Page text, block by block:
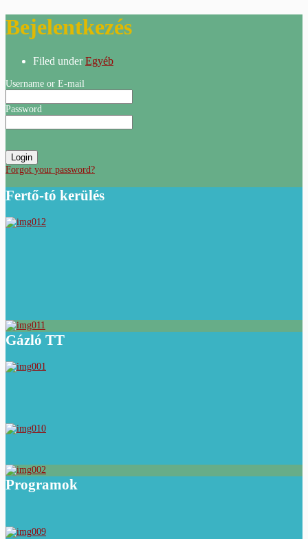
Bejelentkezés
Filed underEgyéb
Username or E-mail
Password
Forgot your password?
Fertő-tó kerülés
Gázló TT
Programok